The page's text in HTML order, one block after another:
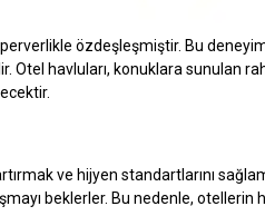
özdeşleşmiştir. Bu
Otel havluları, konuklara sunulan
ve hijyen standartlarını
beklerler. Bu nedenle, otellerin